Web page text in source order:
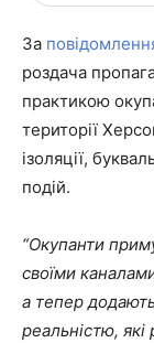
За
роздача
практикою
території
ізоляції,
подій.
“Окупанти
своїми
а тепер
реальністю,